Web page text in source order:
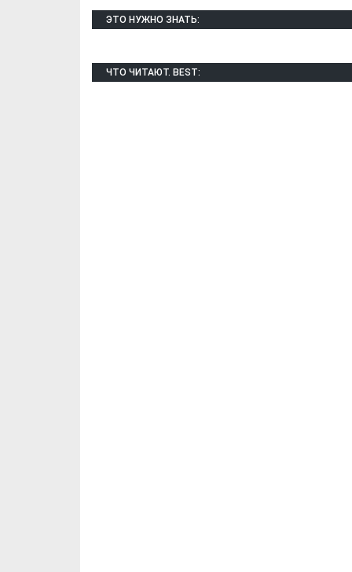
ЭТО НУЖНО ЗНАТЬ:
ЧТО ЧИТАЮТ. BEST:
Х. Гапураев. Капкан
для Зелимхана (Отр.
ЧЕЧНЯ. А.